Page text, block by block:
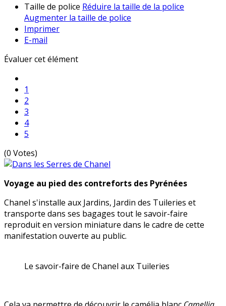
Taille de police Réduire la taille de la police
Augmenter la taille de police
Imprimer
E-mail
Évaluer cet élément
1
2
3
4
5
(0 Votes)
Voyage au pied des contreforts des Pyrénées
Chanel s'installe aux Jardins, Jardin des Tuileries et
transporte dans ses bagages tout le savoir-faire
reproduit en version miniature dans le cadre de cette
manifestation ouverte au public.
Le savoir-faire de Chanel aux Tuileries